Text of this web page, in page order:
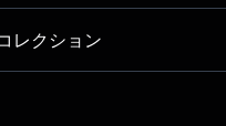
モデル
レクション